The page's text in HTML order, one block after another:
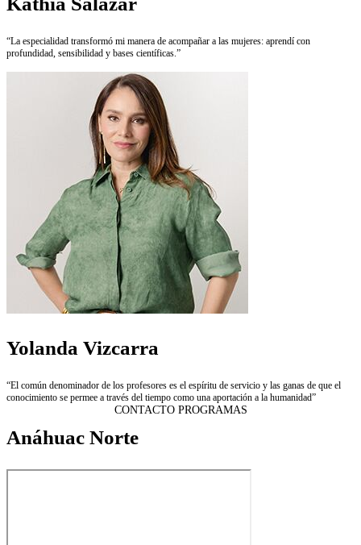
“La especialidad transformó mi manera de acompañar a las mujeres: aprendí con
profundidad, sensibilidad y bases científicas.”
Yolanda Vizcarra
“El común denominador de los profesores es el espíritu de servicio y las ganas de que el
conocimiento se permee a través del tiempo como una aportación a la humanidad”
CONTACTO PROGRAMAS
Anáhuac Norte